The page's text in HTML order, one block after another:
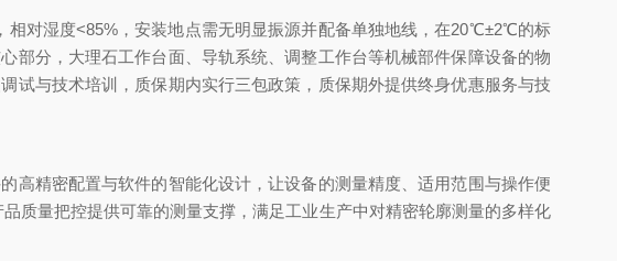
对湿度<85%，安装地点需无明显振源并配备单独地线，在20℃±2℃的标
部分，大理石工作台面、导轨系统、调整工作台等机械部件保障设备的物
试与技术培训，质保期内实行三包政策，质保期外提供终身优惠服务与技
精密配置与软件的智能化设计，让设备的测量精度、适用范围与操作便
质量把控提供可靠的测量支撑，满足工业生产中对精密轮廓测量的多样化